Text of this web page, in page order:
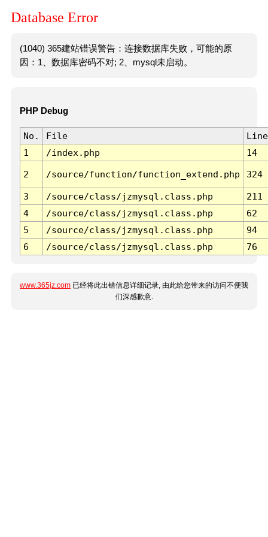
Database Error
(1040) 365建站错误警告：连接数据库失败，可能的原
因：1、数据库密码不对; 2、mysql未启动。
PHP Debug
No. File
Line
1
/index.php 14
2 /source/function/function_extend.php 324
3 /source/class/jzmysql.class.php
211
4
/source/class/jzmysql.class.php
62
5
/source/class/jzmysql.class.php
94
6
/source/class/jzmysql.class.php 76
www.365jz.com 已经将此出错信息详细记录, 由此给您带来的访问不便我
们深感歉意.